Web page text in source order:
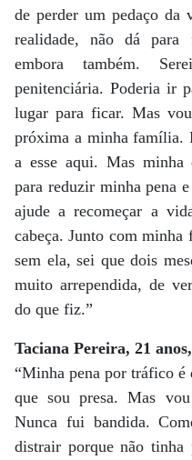
de perder um pedaço
realidade, não dá
embora também.
penitenciária. Poderia ir
lugar para ficar. Mas
próxima a minha família.
a esse aqui. Mas minha
para reduzir minha pena
ajude a recomeçar a
cabeça. Junto com
sem ela, sei que dois
muito arrependida, de
do que fiz.”
Taciana Pereira, 21
“Minha pena por tráfico é
que sou presa. Mas
Nunca fui bandida.
distrair porque não tinha